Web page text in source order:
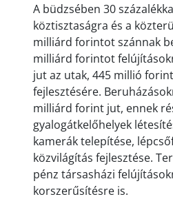
A büdzsében 30
köztisztaságra és a
milliárd forintot szánnak
milliárd forintot
jut az utak, 445 millió
fejlesztésére.
milliárd forint jut, ennek
gyalogátkelőhelyek
kamerák telepítése,
közvilágítás fejlesztése.
pénz társasházi
korszerűsítésre is.